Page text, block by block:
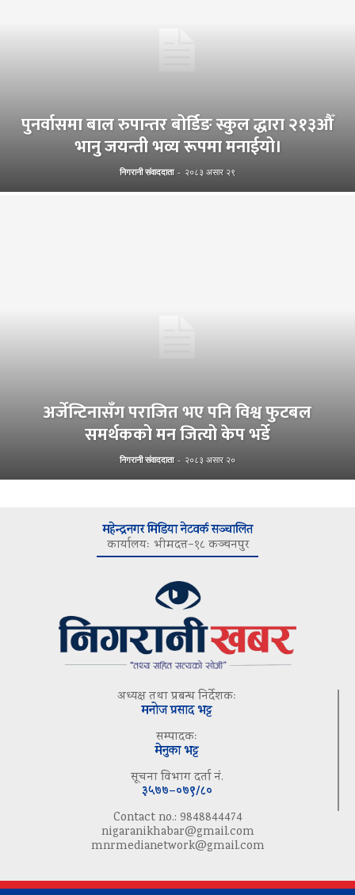
पुनर्वासमा बाल रुपान्तर बोर्डिङ स्कुल द्धारा २१३औँ
भानु जयन्ती भव्य रूपमा मनाईयो।
निगरानी संवाददाता - २०८३ असार २९
अर्जेन्टिनासँग पराजित भए पनि विश्व फुटबल
समर्थकको मन जित्यो केप भर्डे
निगरानी संवाददाता - २०८३ असार २०
महेन्द्रनगर मिडिया नेटवर्क सञ्चालित
कार्यालयः भीमदत्त–१८ कञ्चनपुर
अध्यक्ष तथा प्रबन्ध निर्देशकः
मनोज प्रसाद भट्ट
सम्पादकः
मेनुका भट्ट
सूचना विभाग दर्ता नं.
३५७७–०७९/८०
Contact no.: 9848844474
nigaranikhabar@gmail.com
mnrmedianetwork@gmail.com